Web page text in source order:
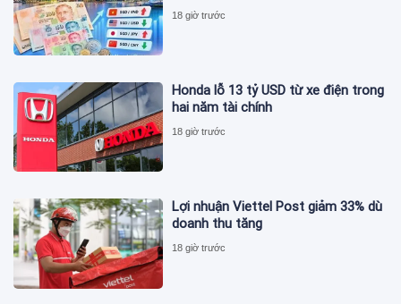
18 giờ trước
Honda lỗ 13 tỷ USD từ xe điện trong
hai năm tài chính
18 giờ trước
Lợi nhuận Viettel Post giảm 33% dù
doanh thu tăng
18 giờ trước